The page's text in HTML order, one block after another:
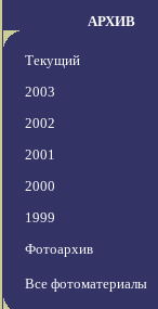
АРХИВ
Текущий
2003
2002
2001
2000
1999
Фотоархив
Все фотоматериалы